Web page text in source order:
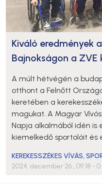
Kiváló eredmények
Bajnokságon a ZVE
A múlt hétvégén a
otthont a Felnőtt
keretében a
magukat. A Magyar
Napja alkalmából idén is
kiemelkedő sportolóit és
KEREKESSZÉKES VÍVÁS,
2024. december 26., 09:18 -